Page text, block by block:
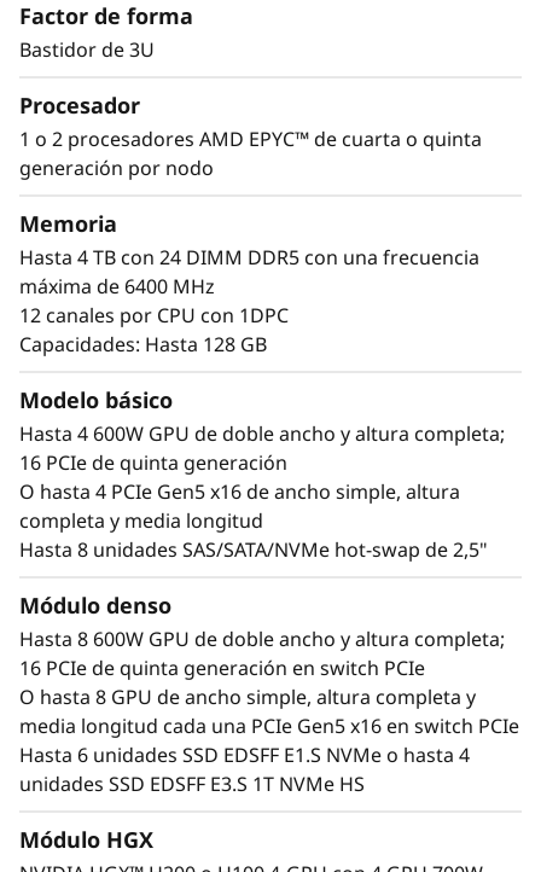
S
R
6
7
5
V
3
G
P
U
aceleradores, crece la demanda de GPU. El
ThinkSystem SR675 V3 ofrece un rendimiento
sectores, como la distribución minorista, la
fabricación, los servicios financieros y la
sanidad, lo que mejora la extracción de
mediante el aprendizaje automático y el
aprendizaje profundo.
Plataforma de computación acelerada
El ThinkSystem SR675 V3 esta diseñado para
admitir aceleradores AMD Instinct MI Series,
Qualcomm Cloud AI aceleradoresy la amplia
cartera de centros de datos NVIDIABlackwell
Hopper, Lovelace y Ampere, además de 4 GPU
NVIDIA H100 Tensor Core con NVLink Bridge y
Factor de forma
Bastidor de 3U
Procesador
1 o 2 procesadores AMD EPYC™ de cuarta o quinta
generación por nodo
Memoria
Hasta 4 TB con 24 DIMM DDR5 con una frecuencia
máxima de 6400 MHz
12 canales por CPU con 1DPC
Capacidades: Hasta 128 GB
Modelo básico
Hasta 4 600W GPU de doble ancho y altura completa;
16 PCIe de quinta generación
O hasta 4 PCIe Gen5 x16 de ancho simple, altura
completa y media longitud
Hasta 8 unidades SAS/SATA/NVMe hot-swap de 2,5"
Módulo denso
Hasta 8 600W GPU de doble ancho y altura completa;
16 PCIe de quinta generación en switch PCIe
O hasta 8 GPU de ancho simple, altura completa y
media longitud cada una PCIe Gen5 x16 en switch PCIe
Hasta 6 unidades SSD EDSFF E1.S NVMe o hasta 4
unidades SSD EDSFF E3.S 1T NVMe HS
Módulo HGX